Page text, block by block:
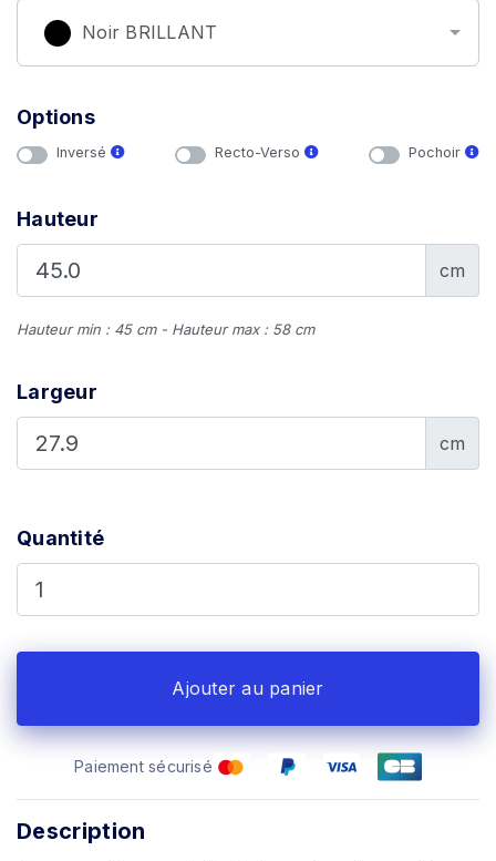
Noir BRILLANT
Options
Inversé Recto-Verso Pochoir
Hauteur
cm
Hauteur min : 45 cm - Hauteur max : 58 cm
Largeur
cm
Quantité
Ajouter au panier
Paiement sécurisé
Description